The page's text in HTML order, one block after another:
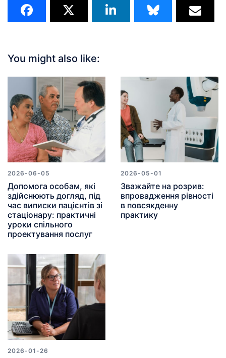
You might also like:
2026-06-05
Допомога особам, які
здійснюють догляд, під
час виписки пацієнтів зі
стаціонару: практичні
уроки спільного
проектування послуг
2026-05-01
Зважайте на розрив:
впровадження рівності
в повсякденну
практику
2026-01-26